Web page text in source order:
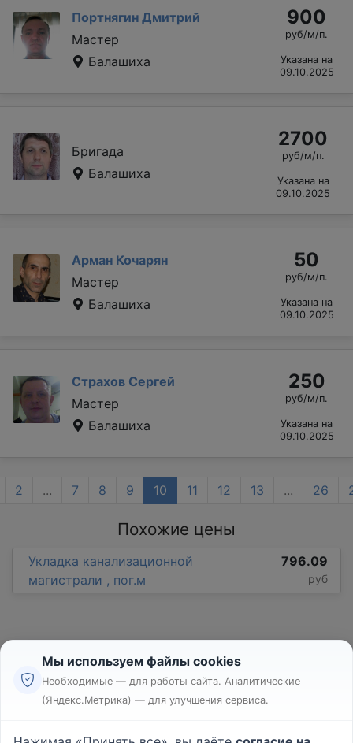
Портнягин Дмитрий
Мастер
Балашиха
900
руб/м/п.
Указана на
09.10.2025
Бригада
Балашиха
2700
руб/м/п.
Указана на
09.10.2025
Арман Кочарян
Мастер
Балашиха
50
руб/м/п.
Указана на
09.10.2025
Страхов Сергей
Мастер
Балашиха
250
руб/м/п.
Указана на
09.10.2025
2 ... 7 8 9 10 11 12 13 ... 26
Похожие цены
Укладка канализационной
магистрали , пог.м
796.09
руб
Реклама
Мы используем файлы cookies
Необходимые — для работы сайта. Аналитические
(Яндекс.Метрика) — для улучшения сервиса.